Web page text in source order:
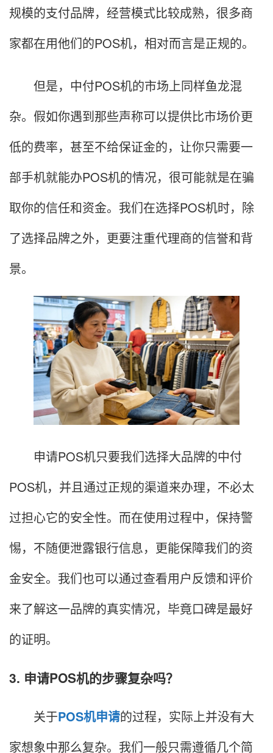
规模的支付品牌，经营模式比较成熟，很多商
家都在用他们的POS机，相对而言是正规的。
但是，中付POS机的市场上同样鱼龙混
杂。假如你遇到那些声称可以提供比市场价更
低的费率，甚至不给保证金的，让你只需要一
部手机就能办POS机的情况，很可能就是在骗
取你的信任和资金。我们在选择POS机时，除
了选择品牌之外，更要注重代理商的信誉和背
景。
申请POS机只要我们选择大品牌的中付
POS机，并且通过正规的渠道来办理，不必太
过担心它的安全性。而在使用过程中，保持警
惕，不随便泄露银行信息，更能保障我们的资
金安全。我们也可以通过查看用户反馈和评价
来了解这一品牌的真实情况，毕竟口碑是最好
的证明。
3. 申请POS机的步骤复杂吗？
关于POS机申请的过程，实际上并没有大
家想象中那么复杂。我们一般只需遵循几个简